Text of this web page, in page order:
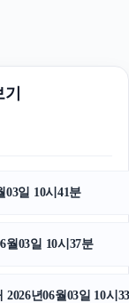
임플란트
03일 10시41분
월03일 10시37분
년06월03일 10시